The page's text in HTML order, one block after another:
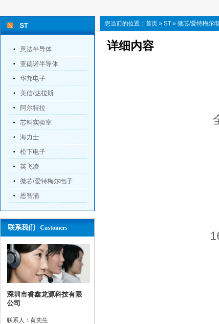
ST
意法半导体
亚德诺半导体
华邦电子
美信/达拉斯
阿尔特拉
芯科实验室
海力士
松下电子
英飞凌
微芯/爱特梅尔电子
恩智浦
联系我们 Customers
深圳市睿鑫龙源科技有限
公司
联系人：黄先生
您当前的位置： 首页 » ST » 微芯/爱特梅尔
详细内容